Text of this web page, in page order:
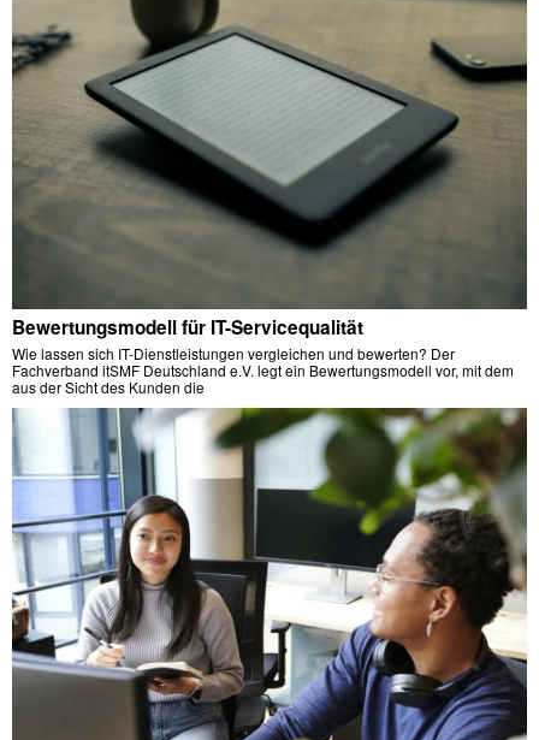
Bewertungsmodell für IT-Servicequalität
Wie lassen sich IT-Dienstleistungen vergleichen und bewerten? Der
Fachverband itSMF Deutschland e.V. legt ein Bewertungsmodell vor, mit dem
aus der Sicht des Kunden die